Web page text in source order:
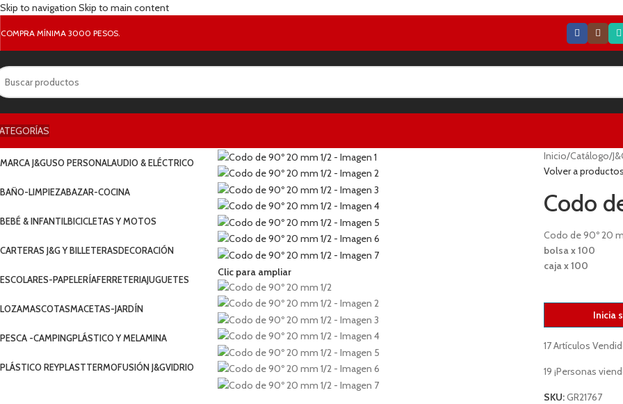
Skip to navigation Skip to main content
COMPRA MÍNIMA 3000 PESOS.
MARCA J&GUSO PERSONALAUDIO & ELÉCTRICO
BAÑO-LIMPIEZABAZAR-COCINA
BEBÉ & INFANTILBICICLETAS Y MOTOS
CARTERAS J&G Y BILLETERASDECORACIÓN
ESCOLARES-PAPELERÍAFERRETERIAJUGUETES
LOZAMASCOTASMACETAS-JARDÍN
PESCA -CAMPINGPLÁSTICO Y MELAMINA
PLÁSTICO REYPLASTTERMOFUSIÓN J&GVIDRIO
Clic para ampliar
Inicio/Catálogo/
Volver a
Codo
Codo de 90º 20
bolsa x 100
caja x 100
Inicia
17Artículos
19 ¡Personas
SKU:GR21767